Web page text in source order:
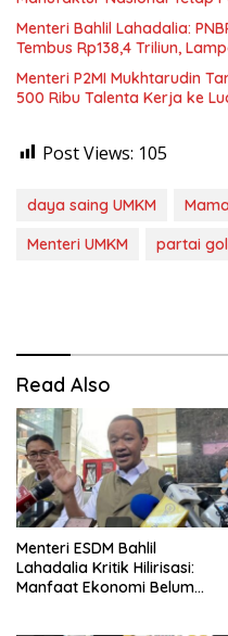
Menteri Bahlil Lahadalia:
Tembus Rp138,4 Triliun,
Menteri P2MI Mukhtarudin
500 Ribu Talenta Kerja ke
Post Views: 105
daya saing UMKM
Menteri UMKM
partai
Read Also
Menteri ESDM Bahlil
Lahadalia Kritik Hilirisasi:
Manfaat Ekonomi Belum